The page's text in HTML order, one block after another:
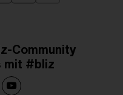
Community
mit #bliz